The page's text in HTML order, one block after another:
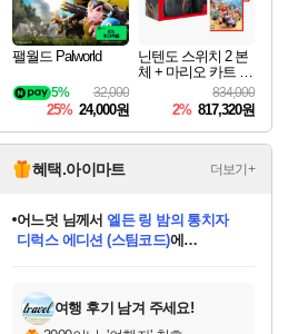
팰월드 Palworld
32,000
5%
25% 24,000원
닌텐도 스위치 2 본
체 + 마리오 카트 월
드 + 포켓몬 포코피
아 번들
834,000
2% 817,320원
혜택.아이마트 더보기+
당첨되셨습니다.
당첨되셨습니다.
어느덧 님께서엘든 링 밤의 통치자
디럭스 에디션 (스팀코드)에
당첨되셨습니다.
에디션 (스팀코드) 를 교환.
당첨되셨습니다.
당첨되셨습니다.
당첨되셨습니다.
당첨되셨습니다.
여행 후기 남겨 주세요!